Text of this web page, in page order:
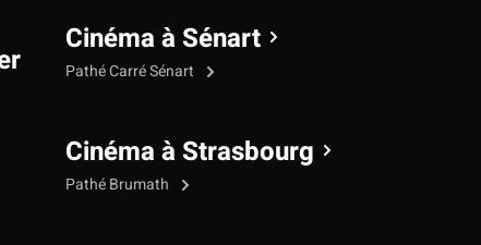
Cinéma à Sénart
Pathé Carré Sénart
Cinéma à Strasbourg
Pathé Brumath